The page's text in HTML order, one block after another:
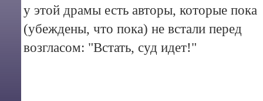
у этой драмы есть авторы, которые пока
(убеждены, что пока) не встали перед
возгласом: "Встать, суд идет!"